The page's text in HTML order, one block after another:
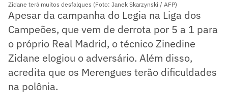
Zidane terá muitos desfalques (Foto: Janek Skarzynski / AFP)
Apesar da campanha do Legia na Liga dos
Campeões, que vem de derrota por 5 a 1 para
o próprio Real Madrid, o técnico Zinedine
Zidane elogiou o adversário. Além disso,
acredita que os Merengues terão dificuldades
na polônia.